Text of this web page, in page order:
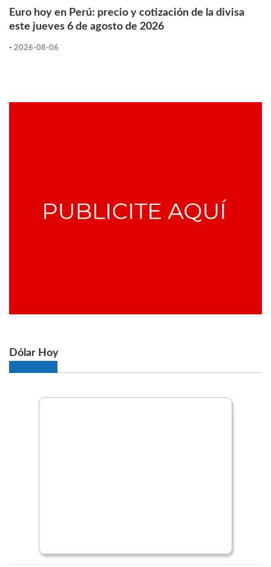
Euro hoy en Perú: precio y cotización de la divisa
este jueves 6 de agosto de 2026
- 2026-08-06
Dólar Hoy